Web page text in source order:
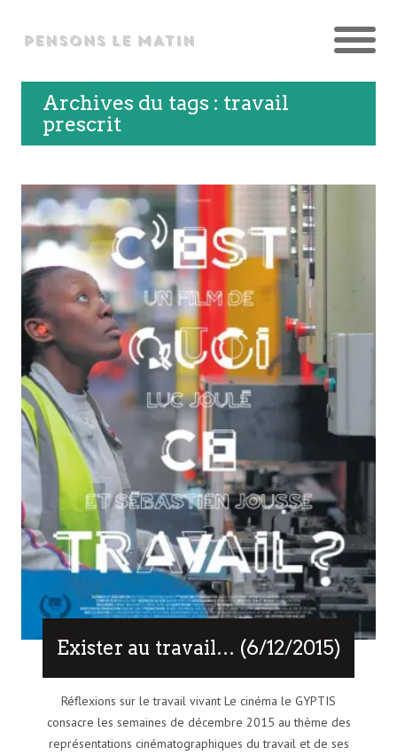
Archives du tags : travail
prescrit
Exister au travail… (6/12/2015)
Réflexions sur le travail vivant Le cinéma le GYPTIS
consacre les semaines de décembre 2015 au thème des
représentations cinématographiques du travail et de ses